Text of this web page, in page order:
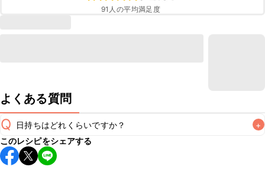
91 人の平均満足度
よくある質問
Q 日持ちはどれくらいですか？ +
保存期間は冷蔵で翌日中が目安です。なるべくお早めにお召
し上がりください。
このレシピをシェアする